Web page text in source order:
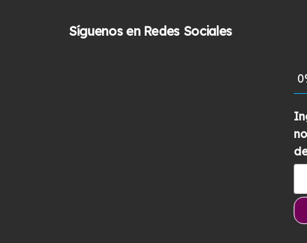
Síguenos en Redes Sociales